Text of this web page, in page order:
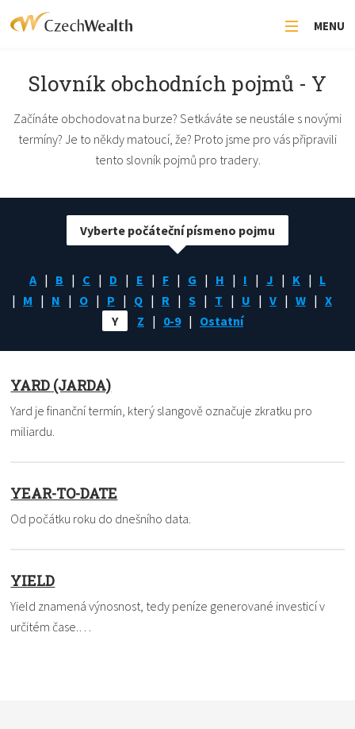
MENU
Slovník obchodních pojmů - Y
Začínáte obchodovat na burze? Setkáváte se neustále s novými
termíny? Je to někdy matoucí, že? Proto jsme pro vás připravili
tento slovník pojmů pro tradery.
A B C D E F G H I J K
L
M
N O P Q R S T U V W
X
Y
Z 0-9 Ostatní
Vyberte počáteční písmeno pojmu
YARD (JARDA)
Yard je finanční termín, který slangově označuje zkratku pro
miliardu.
YEAR-TO-DATE
Od počátku roku do dnešního data.
YIELD
Yield znamená výnosnost, tedy peníze generované investicí v
určitém čase.…